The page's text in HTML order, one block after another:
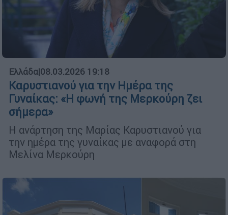
Ελλάδα|08.03.2026 19:18
Καρυστιανού για την Ημέρα της
Γυναίκας: «Η φωνή της Μερκούρη ζει
σήμερα»
Η ανάρτηση της Μαρίας Καρυστιανού για
την ημέρα της γυναίκας με αναφορά στη
Μελίνα Μερκούρη